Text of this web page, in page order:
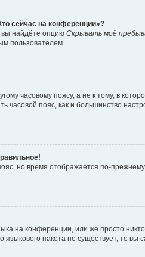
сейчас на конференции»?
вы найдёте опцию Скрывать моё
пользователем.
часовому поясу, а не к тому, в
часовой пояс, как и большинство
но время отображается по-
на конференции, или же просто
языкового пакета не существует,